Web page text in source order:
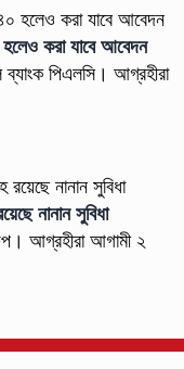
হলেও করা যাবে আবেদন
ব্যাংক পিএলসি। আগ্রহীরা
নানান সুবিধা
আগ্রহীরা আগামী ২